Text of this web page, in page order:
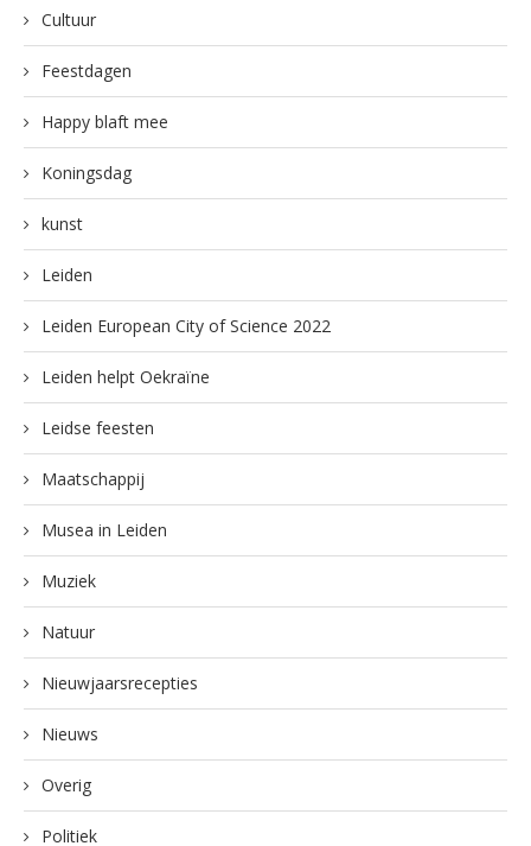
Cultuur
Feestdagen
Happy blaft mee
Koningsdag
kunst
Leiden
Leiden European City of Science 2022
Leiden helpt Oekraïne
Leidse feesten
Maatschappij
Musea in Leiden
Muziek
Natuur
Nieuwjaarsrecepties
Nieuws
Overig
Politiek